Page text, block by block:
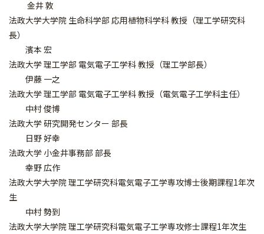
金井 敦
法政大学大学院 生命科学部 応用植物科学科 教授（理工学研究科
長）
濱本 宏
法政大学 理工学部 電気電子工学科 教授（理工学部長）
伊藤 一之
法政大学 理工学部 電気電子工学科 教授（電気電子工学科主任）
中村 俊博
法政大学 研究開発センター 部長
日野 好幸
法政大学 小金井事務部 部長
幸野 広作
法政大学大学院 理工学研究科電気電子工学専攻博士後期課程1年次
生
中村 勢到
法政大学大学院 理工学研究科電気電子工学専攻修士課程1年次生